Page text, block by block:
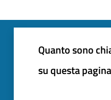
Quanto sono
su questa